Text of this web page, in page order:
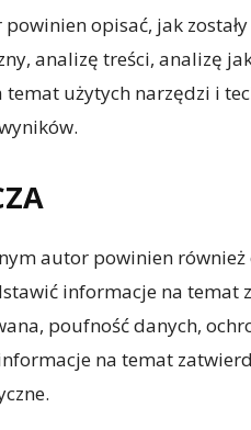
opisać, jak
analizę treści, analizę
użytych narzędzi i
autor powinien również
informacje na temat
poufność danych,
na temat